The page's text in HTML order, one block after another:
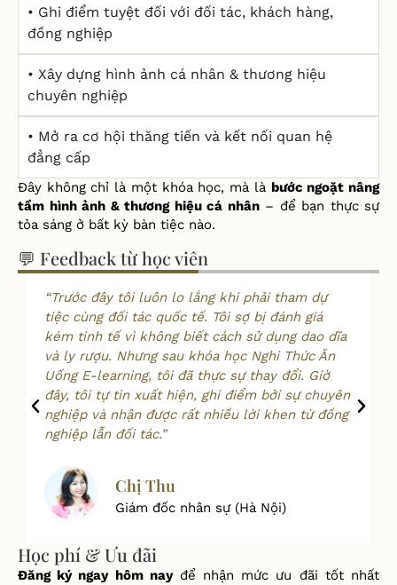
• Ghi điểm tuyệt đối với đối tác, khách hàng,
đồng nghiệp
• Xây dựng hình ảnh cá nhân & thương hiệu
chuyên nghiệp
• Mở ra cơ hội thăng tiến và kết nối quan hệ
đẳng cấp
Đây không chỉ là một khóa học, mà là bước ngoặt nâng
tầm hình ảnh & thương hiệu cá nhân– để bạn thực sự
tỏa sáng ở bất kỳ bàn tiệc nào.
💬 Feedback từ học viên
“Trước đây tôi luôn lo lắng khi phải tham dự
tiệc cùng đối tác quốc tế. Tôi sợ bị đánh giá
kém tinh tế vì không biết cách sử dụng dao dĩa
và ly rượu. Nhưng sau khóa học Nghi Thức Ăn
Uống E-learning, tôi đã thực sự thay đổi. Giờ
đây, tôi tự tin xuất hiện, ghi điểm bởi sự chuyên
nghiệp và nhận được rất nhiều lời khen từ đồng
nghiệp lẫn đối tác.”
Chị Thu
Giám đốc nhân sự (Hà Nội)
Học phí & Ưu đãi
Đăng ký ngay hôm nay để nhận mức ưu đãi tốt nhất